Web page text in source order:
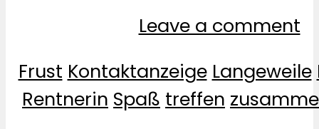
Leave a comment
Frust Kontaktanzeige Langeweile
Rentnerin Spaß treffen